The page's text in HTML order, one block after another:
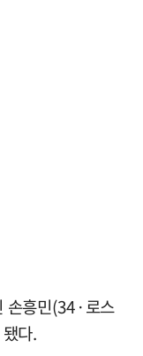
손흥민(34·로스
다.